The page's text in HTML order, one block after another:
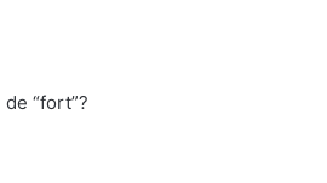
de “fort”?